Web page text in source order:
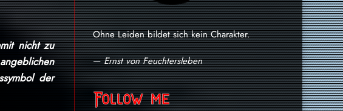
nicht zu
der
Ohne Leiden bildet sich kein Charakter.
—Ernst von Feuchtersleben
Follow me